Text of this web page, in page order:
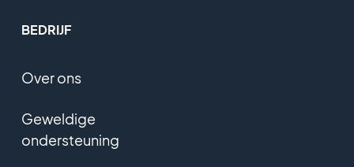
BEDRIJF
Over ons
Geweldige
ondersteuning